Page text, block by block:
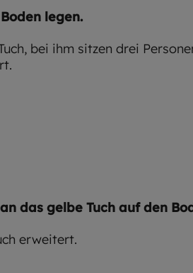
legen.
das gelbe Tuch auf den